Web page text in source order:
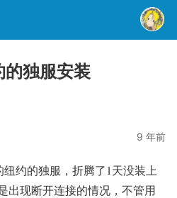
独服安装
9 年前
约的独服，折腾了1天没装上
出现断开连接的情况，不管用